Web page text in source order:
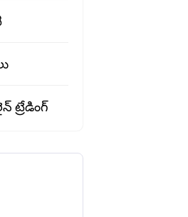
ట్రేడింగ్